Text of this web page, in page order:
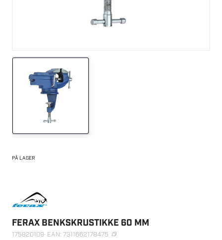
PÅ LAGER
FERAX BENKSKRUSTIKKE 60 MM
175820109· EAN: 7311662178475